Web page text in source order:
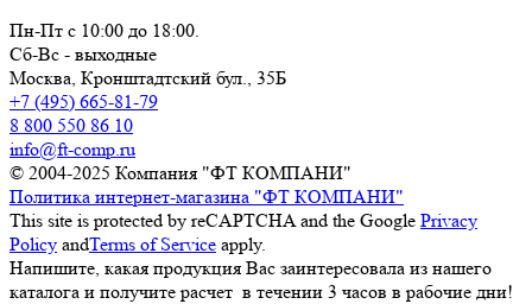
Пн-Пт с 10:00 до 18:00.
Сб-Вс - выходные
Москва, Кронштадтский бул., 35Б
+7 (495) 665-81-79
8 800 550 86 10
info@ft-comp.ru
© 2004-2025 Компания "ФТ КОМПАНИ"
Политика интернет-магазина "ФТ КОМПАНИ"
This site is protected by reCAPTCHA and the Google Privacy
Policy andTerms of Service apply.
Напишите, какая продукция Вас заинтересовала из нашего
каталога и получите расчет в течении 3 часов в рабочие дни!